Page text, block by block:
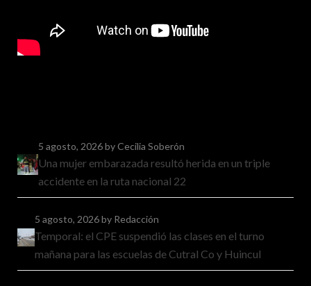
5 agosto, 2026by Cecilia Soberón
Una mujer embarazada resultó herida en un triple
accidente en la ruta nacional 22
5 agosto, 2026by Redacción
Temporal: el CPE suspendió las clases en el turno
mañana para las escuelas de Cutral Co y Huincul